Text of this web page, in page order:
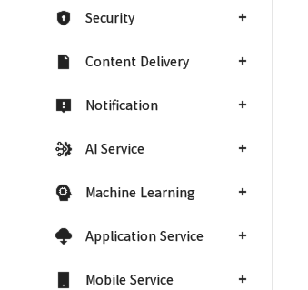
Security
Content Delivery
Notification
AI Service
Machine Learning
Application Service
Mobile Service